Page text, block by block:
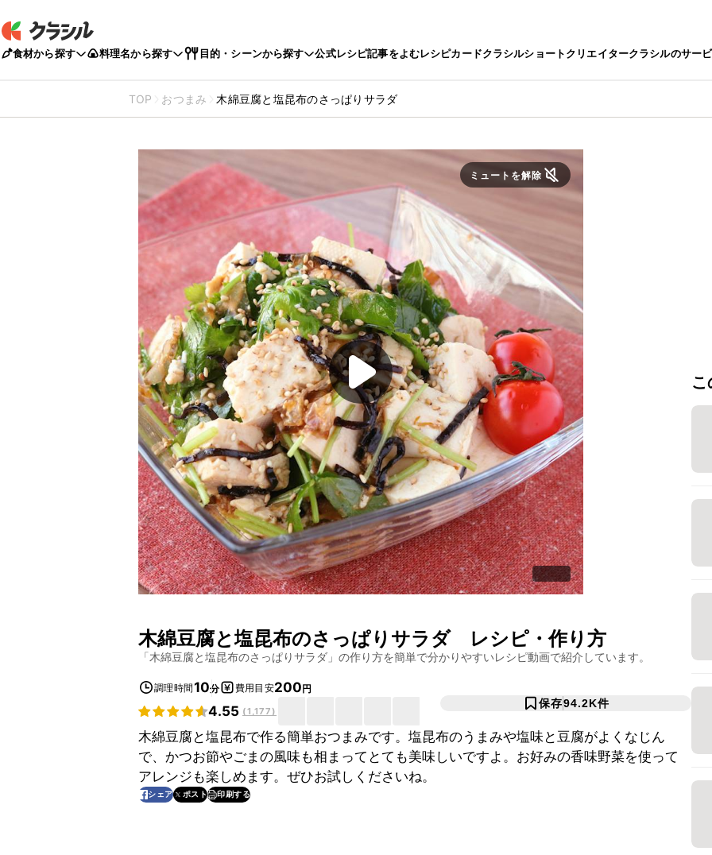
食材から探す 料理名から探す 目的・シーンから探す 公式レシピ記事をよむレシピカードクラシルショートクリエイタークラシルのサー
TOP おつまみ 木綿豆腐と塩昆布のさっぱりサラダ
ミュートを解除
木綿豆腐と塩昆布のさっぱりサラダレシピ・作り方
「木綿豆腐と塩昆布のさっぱりサラダ 」の作り方を簡単で分かりやすいレシピ動画で紹介しています。
調理時間10分 費用目安200円
4.55 (1,177)
保存94.2K件
木綿豆腐と塩昆布で作る簡単おつまみです。塩昆布のうまみや塩味と豆腐がよくなじん
で、かつお節やごまの風味も相まってとても美味しいですよ。お好みの香味野菜を使って
アレンジも楽しめます。ぜひお試しくださいね。
シェア ポスト 印刷する